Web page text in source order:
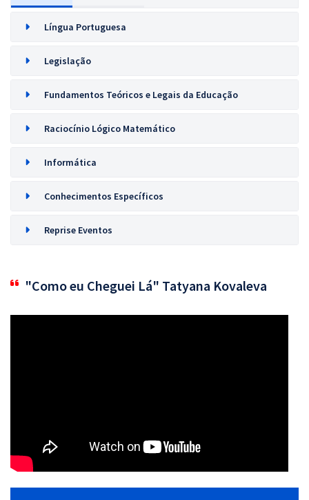
Língua Portuguesa
Legislação
Fundamentos Teóricos e Legais da Educação
Raciocínio Lógico Matemático
Informática
Conhecimentos Específicos
Reprise Eventos
"Como eu Cheguei Lá" Tatyana Kovaleva